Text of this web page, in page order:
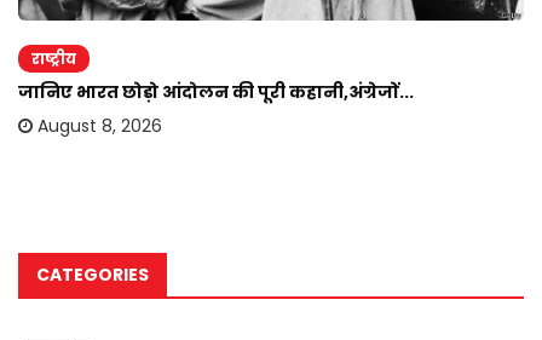
राष्ट्रीय
जानिए भारत छोड़ो आंदोलन की पूरी कहानी,अंग्रेजों...
August 8, 2026
CATEGORIES